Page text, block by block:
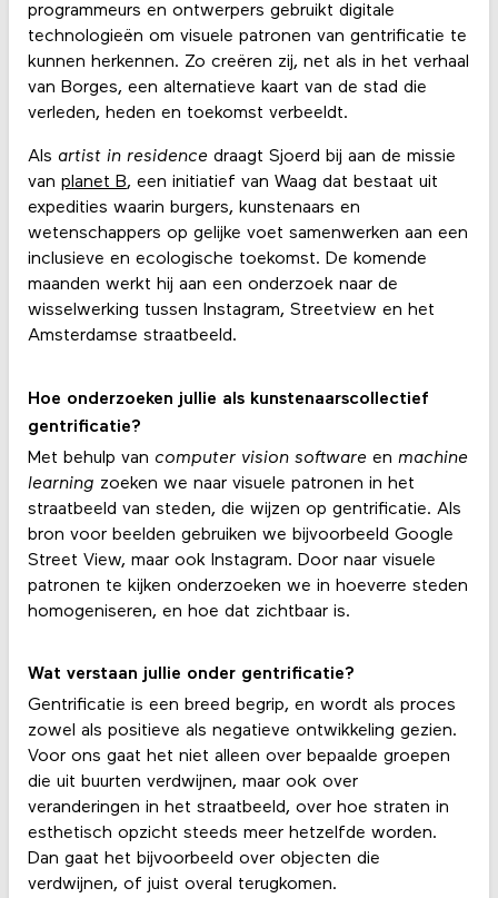
programmeurs en ontwerpers gebruikt digitale
technologieën om visuele patronen van gentrificatie te
kunnen herkennen. Zo creëren zij, net als in het verhaal
van Borges, een alternatieve kaart van de stad die
verleden, heden en toekomst verbeeldt.
Als artist in residencedraagt Sjoerd bij aan de missie
van planet B, een initiatief van Waag dat bestaat uit
expedities waarin burgers, kunstenaars en
wetenschappers op gelijke voet samenwerken aan een
inclusieve en ecologische toekomst. De komende
maanden werkt hij aan een onderzoek naar de
wisselwerking tussen Instagram, Streetview en het
Amsterdamse straatbeeld.
Hoe onderzoeken jullie als kunstenaarscollectief
gentrificatie?
Met behulp van computer vision softwareen machine
learning zoeken we naar visuele patronen in het
straatbeeld van steden, die wijzen op gentrificatie. Als
bron voor beelden gebruiken we bijvoorbeeld Google
Street View, maar ook Instagram. Door naar visuele
patronen te kijken onderzoeken we in hoeverre steden
homogeniseren, en hoe dat zichtbaar is.
Wat verstaan jullie onder gentrificatie?
Gentrificatie is een breed begrip, en wordt als proces
zowel als positieve als negatieve ontwikkeling gezien.
Voor ons gaat het niet alleen over bepaalde groepen
die uit buurten verdwijnen, maar ook over
veranderingen in het straatbeeld, over hoe straten in
esthetisch opzicht steeds meer hetzelfde worden.
Dan gaat het bijvoorbeeld over objecten die
verdwijnen, of juist overal terugkomen.